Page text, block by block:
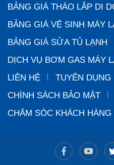
BẢNG GIÁ THÁO LẮP DI
BẢNG GIÁ VỆ SINH MÁY
BẢNG GIÁ SỬA TỦ LẠNH
DỊCH VỤ BƠM GAS MÁY
LIÊN HỆ
TUYỂN DỤNG
CHÍNH SÁCH BẢO MẬT
CHĂM SÓC KHÁCH HÀNG